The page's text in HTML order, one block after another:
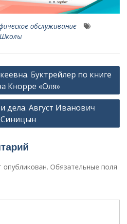
обслуживание
Школы
Буктрейлер по книге
Кнорре «Оля»
дела. Август Иванович
Синицын
Обязательные поля